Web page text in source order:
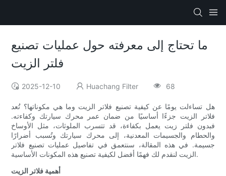
ما تحتاج إلى معرفته حول عمليات تصنيع
فلتر الزيت
2025-12-10 Huachang Filter 68
هل تساءلت يومًا عن كيفية تصنيع فلاتر الزيت وما هي مكوناتها؟ تُعد
فلاتر الزيت جزءًا أساسيًا من ضمان عمر محرك سيارتك وكفاءته.
فبدون فلتر زيت يعمل بكفاءة، قد تتسرب الملوثات، مثل الأوساخ
والحطام والجسيمات المعدنية، إلى محرك سيارتك وتُسبب أضرارًا
جسيمة. في هذه المقالة، سنتعمق في تفاصيل عمليات تصنيع فلاتر
الزيت لنقدم لك فهمًا أفضل لكيفية تصنيع هذه المكونات الأساسية.
أهمية فلاتر الزيت